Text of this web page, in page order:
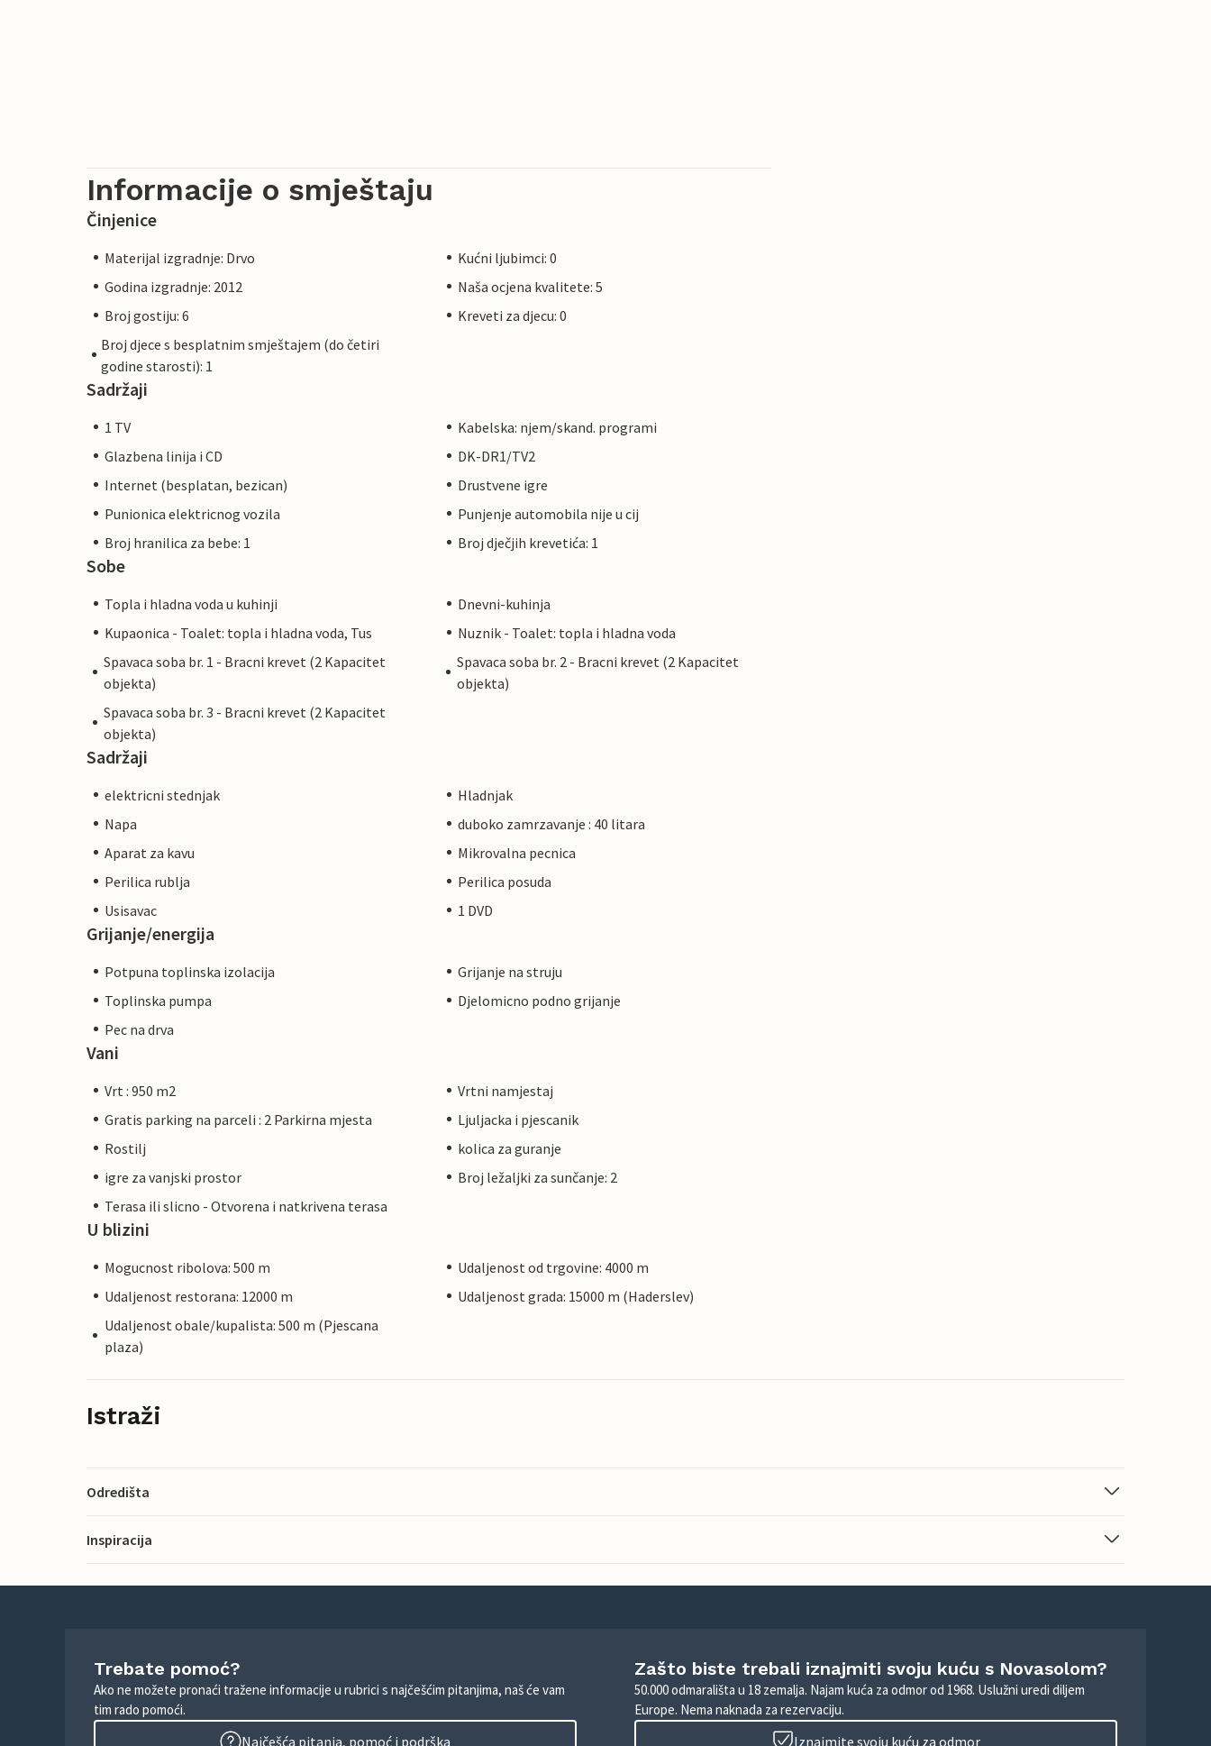
Informacije o smještaju
Činjenice
Materijal izgradnje: Drvo
Kućni ljubimci: 0
Godina izgradnje: 2012
Naša ocjena kvalitete: 5
Broj gostiju: 6
Kreveti za djecu: 0
Broj djece s besplatnim smještajem (do četiri
godine starosti): 1
Sadržaji
1 TV
Kabelska: njem/skand. programi
Glazbena linija i CD
DK-DR1/TV2
Internet (besplatan, bezican)
Drustvene igre
Punionica elektricnog vozila
Punjenje automobila nije u cij
Broj hranilica za bebe: 1
Broj dječjih krevetića: 1
Sobe
Topla i hladna voda u kuhinji
Dnevni-kuhinja
Kupaonica - Toalet: topla i hladna voda, Tus
Nuznik - Toalet: topla i hladna voda
Spavaca soba br. 1 - Bracni krevet (2 Kapacitet
objekta)
Spavaca soba br. 2 - Bracni krevet (2 Kapacitet
objekta)
Spavaca soba br. 3 - Bracni krevet (2 Kapacitet
objekta)
Sadržaji
elektricni stednjak
Hladnjak
Napa
duboko zamrzavanje : 40 litara
Aparat za kavu
Mikrovalna pecnica
Perilica rublja
Perilica posuda
Usisavac
1 DVD
Grijanje/energija
Potpuna toplinska izolacija
Grijanje na struju
Toplinska pumpa
Djelomicno podno grijanje
Pec na drva
Vani
Vrt : 950 m2
Vrtni namjestaj
Gratis parking na parceli : 2 Parkirna mjesta
Ljuljacka i pjescanik
Rostilj
kolica za guranje
igre za vanjski prostor
Broj ležaljki za sunčanje: 2
Terasa ili slicno - Otvorena i natkrivena terasa
U blizini
Mogucnost ribolova: 500 m
Udaljenost od trgovine: 4000 m
Udaljenost restorana: 12000 m
Udaljenost grada: 15000 m (Haderslev)
Udaljenost obale/kupalista: 500 m (Pjescana
plaza)
Istraži
Odredišta
Inspiracija
Trebate pomoć?
Ako ne možete pronaći tražene informacije u rubrici s najčešćim pitanjima, naš će vam
tim rado pomoći.
Najčešća pitanja, pomoć i podrška
Zašto biste trebali iznajmiti svoju kuću s Novasolom?
50.000 odmarališta u 18 zemalja. Najam kuća za odmor od 1968. Uslužni uredi diljem
Europe. Nema naknada za rezervaciju.
Iznajmite svoju kuću za odmor